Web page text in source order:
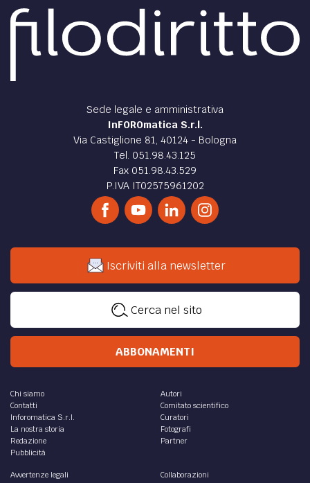
Sede legale e amministrativa
InFOROmatica S.r.l.
Via Castiglione 81, 40124 - Bologna
Tel. 051.98.43.125
Fax 051.98.43.529
P.IVA IT02575961202
Iscriviti alla newsletter
Cerca nel sito
ABBONAMENTI
Chi siamo
Contatti
Inforomatica S.r.l.
La nostra storia
Redazione
Pubblicità
Autori
Comitato scientifico
Curatori
Fotografi
Partner
Avvertenze legali
Collaborazioni